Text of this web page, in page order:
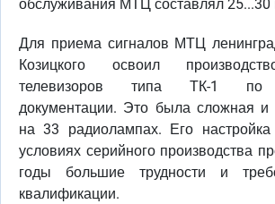
обслуживания МТЦ составлял 25...30
Для приема сигналов МТЦ
Козицкого освоил
телевизоров типа ТК-1 по
документации. Это была сложная и
на 33 радиолампах. Его
условиях серийного производства
годы большие трудности и
квалификации.